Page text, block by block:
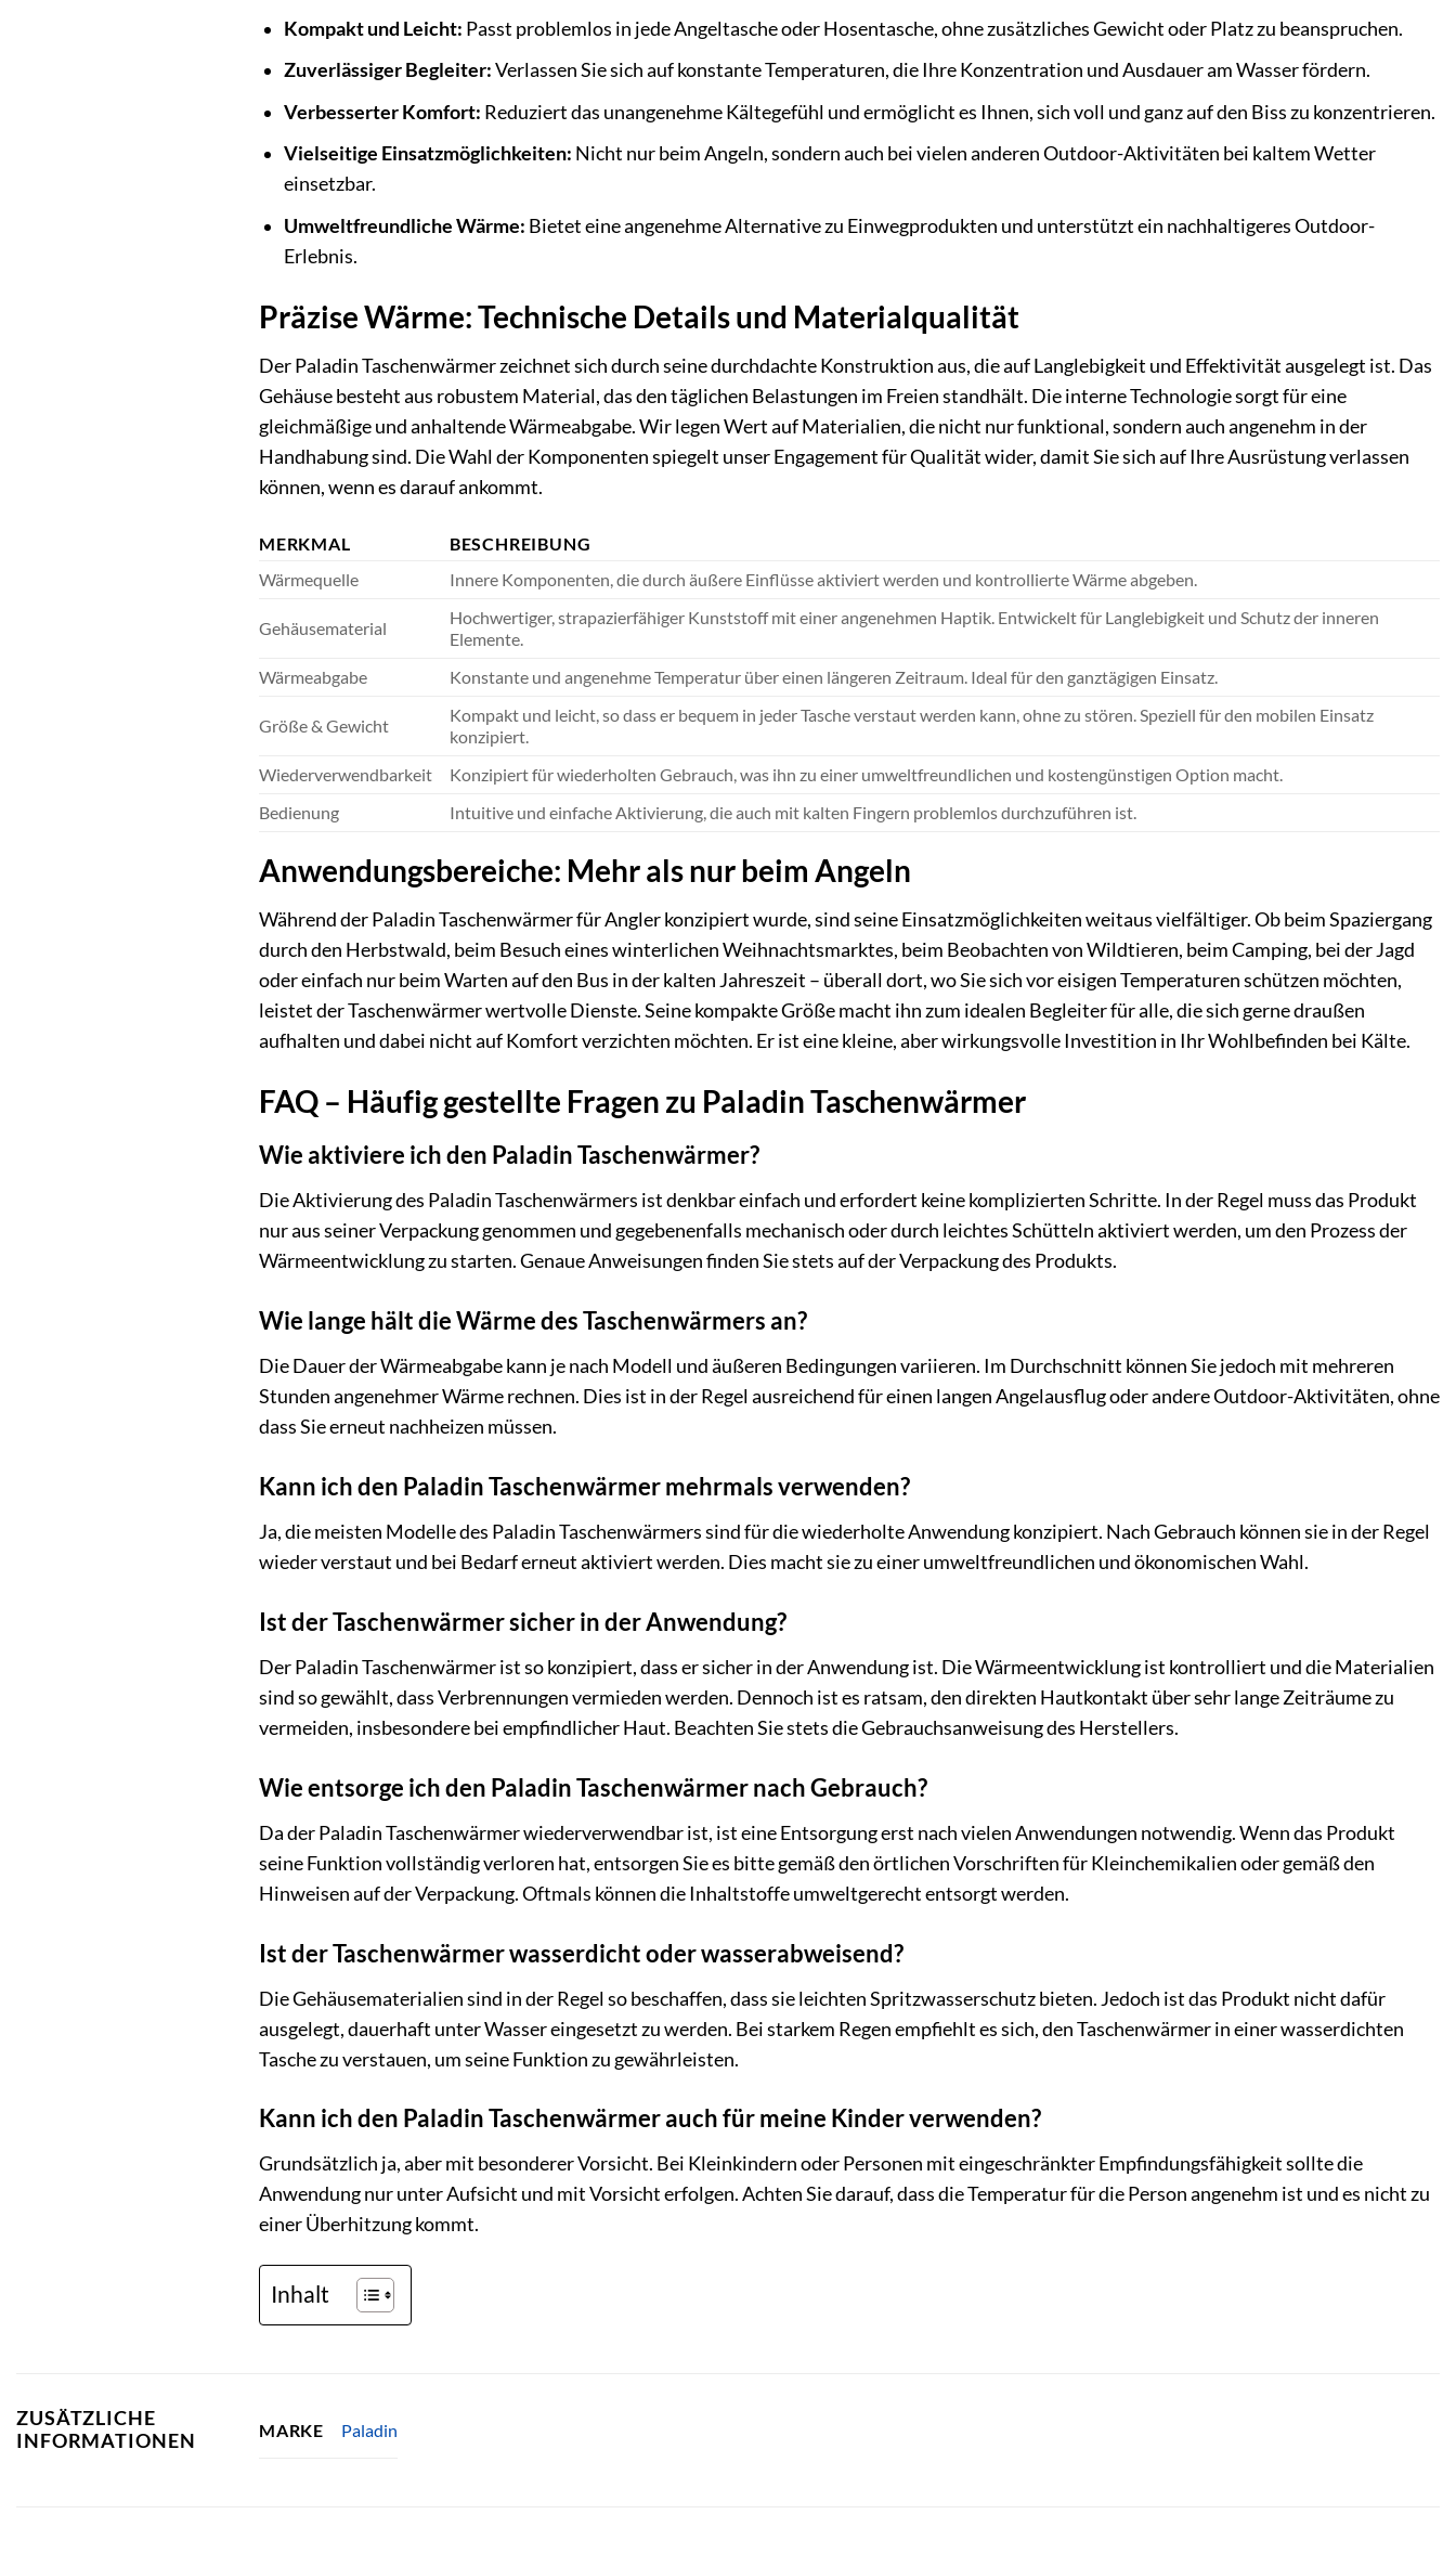
Kompakt und Leicht: Passt problemlos in jede Angeltasche oder Hosentasche, ohne zusätzliches Gewicht oder Platz zu beanspruchen.
Zuverlässiger Begleiter:Verlassen Sie sich auf konstante Temperaturen, die Ihre Konzentration und Ausdauer am Wasser fördern.
Verbesserter Komfort: Reduziert das unangenehme Kältegefühl und ermöglicht es Ihnen, sich voll und ganz auf den Biss zu konzentrieren.
Vielseitige Einsatzmöglichkeiten: Nicht nur beim Angeln, sondern auch bei vielen anderen Outdoor-Aktivitäten bei kaltem Wetter
einsetzbar.
Umweltfreundliche Wärme: Bietet eine angenehme Alternative zu Einwegprodukten und unterstützt ein nachhaltigeres Outdoor-
Erlebnis.
Präzise Wärme: Technische Details und Materialqualität
Der Paladin Taschenwärmer zeichnet sich durch seine durchdachte Konstruktion aus, die auf Langlebigkeit und Effektivität ausgelegt ist. Das
Gehäuse besteht aus robustem Material, das den täglichen Belastungen im Freien standhält. Die interne Technologie sorgt für eine
gleichmäßige und anhaltende Wärmeabgabe. Wir legen Wert auf Materialien, die nicht nur funktional, sondern auch angenehm in der
Handhabung sind. Die Wahl der Komponenten spiegelt unser Engagement für Qualität wider, damit Sie sich auf Ihre Ausrüstung verlassen
können, wenn es darauf ankommt.
MERKMAL
BESCHREIBUNG
Wärmequelle
Innere Komponenten, die durch äußere Einflüsse aktiviert werden und kontrollierte Wärme abgeben.
Gehäusematerial
Hochwertiger, strapazierfähiger Kunststoff mit einer angenehmen Haptik. Entwickelt für Langlebigkeit und Schutz der inneren
Elemente.
Wärmeabgabe
Konstante und angenehme Temperatur über einen längeren Zeitraum. Ideal für den ganztägigen Einsatz.
Größe & Gewicht
Kompakt und leicht, so dass er bequem in jeder Tasche verstaut werden kann, ohne zu stören. Speziell für den mobilen Einsatz
konzipiert.
Wiederverwendbarkeit
Konzipiert für wiederholten Gebrauch, was ihn zu einer umweltfreundlichen und kostengünstigen Option macht.
Bedienung
Intuitive und einfache Aktivierung, die auch mit kalten Fingern problemlos durchzuführen ist.
Anwendungsbereiche: Mehr als nur beim Angeln
Während der Paladin Taschenwärmer für Angler konzipiert wurde, sind seine Einsatzmöglichkeiten weitaus vielfältiger. Ob beim Spaziergang
durch den Herbstwald, beim Besuch eines winterlichen Weihnachtsmarktes, beim Beobachten von Wildtieren, beim Camping, bei der Jagd
oder einfach nur beim Warten auf den Bus in der kalten Jahreszeit – überall dort, wo Sie sich vor eisigen Temperaturen schützen möchten,
leistet der Taschenwärmer wertvolle Dienste. Seine kompakte Größe macht ihn zum idealen Begleiter für alle, die sich gerne draußen
aufhalten und dabei nicht auf Komfort verzichten möchten. Er ist eine kleine, aber wirkungsvolle Investition in Ihr Wohlbefinden bei Kälte.
FAQ – Häufig gestellte Fragen zu Paladin Taschenwärmer
Wie aktiviere ich den Paladin Taschenwärmer?
Die Aktivierung des Paladin Taschenwärmers ist denkbar einfach und erfordert keine komplizierten Schritte. In der Regel muss das Produkt
nur aus seiner Verpackung genommen und gegebenenfalls mechanisch oder durch leichtes Schütteln aktiviert werden, um den Prozess der
Wärmeentwicklung zu starten. Genaue Anweisungen finden Sie stets auf der Verpackung des Produkts.
Wie lange hält die Wärme des Taschenwärmers an?
Die Dauer der Wärmeabgabe kann je nach Modell und äußeren Bedingungen variieren. Im Durchschnitt können Sie jedoch mit mehreren
Stunden angenehmer Wärme rechnen. Dies ist in der Regel ausreichend für einen langen Angelausflug oder andere Outdoor-Aktivitäten, ohne
dass Sie erneut nachheizen müssen.
Kann ich den Paladin Taschenwärmer mehrmals verwenden?
Ja, die meisten Modelle des Paladin Taschenwärmers sind für die wiederholte Anwendung konzipiert. Nach Gebrauch können sie in der Regel
wieder verstaut und bei Bedarf erneut aktiviert werden. Dies macht sie zu einer umweltfreundlichen und ökonomischen Wahl.
Ist der Taschenwärmer sicher in der Anwendung?
Der Paladin Taschenwärmer ist so konzipiert, dass er sicher in der Anwendung ist. Die Wärmeentwicklung ist kontrolliert und die Materialien
sind so gewählt, dass Verbrennungen vermieden werden. Dennoch ist es ratsam, den direkten Hautkontakt über sehr lange Zeiträume zu
vermeiden, insbesondere bei empfindlicher Haut. Beachten Sie stets die Gebrauchsanweisung des Herstellers.
Wie entsorge ich den Paladin Taschenwärmer nach Gebrauch?
Da der Paladin Taschenwärmer wiederverwendbar ist, ist eine Entsorgung erst nach vielen Anwendungen notwendig. Wenn das Produkt
seine Funktion vollständig verloren hat, entsorgen Sie es bitte gemäß den örtlichen Vorschriften für Kleinchemikalien oder gemäß den
Hinweisen auf der Verpackung. Oftmals können die Inhaltstoffe umweltgerecht entsorgt werden.
Ist der Taschenwärmer wasserdicht oder wasserabweisend?
Die Gehäusematerialien sind in der Regel so beschaffen, dass sie leichten Spritzwasserschutz bieten. Jedoch ist das Produkt nicht dafür
ausgelegt, dauerhaft unter Wasser eingesetzt zu werden. Bei starkem Regen empfiehlt es sich, den Taschenwärmer in einer wasserdichten
Tasche zu verstauen, um seine Funktion zu gewährleisten.
Kann ich den Paladin Taschenwärmer auch für meine Kinder verwenden?
Grundsätzlich ja, aber mit besonderer Vorsicht. Bei Kleinkindern oder Personen mit eingeschränkter Empfindungsfähigkeit sollte die
Anwendung nur unter Aufsicht und mit Vorsicht erfolgen. Achten Sie darauf, dass die Temperatur für die Person angenehm ist und es nicht zu
einer Überhitzung kommt.
Inhalt
ZUSÄTZLICHE
INFORMATIONEN
MARKE Paladin